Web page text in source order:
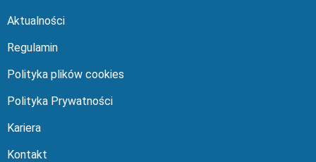
Aktualności
Regulamin
Polityka plików cookies
Polityka Prywatności
Kariera
Kontakt